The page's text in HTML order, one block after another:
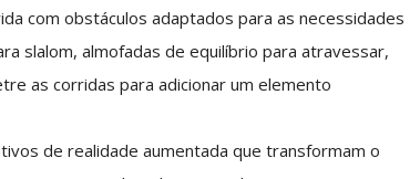
com obstáculos adaptados para as necessidades
slalom, almofadas de equilíbrio para atravessar,
as corridas para adicionar um elemento
de realidade aumentada que transformam o